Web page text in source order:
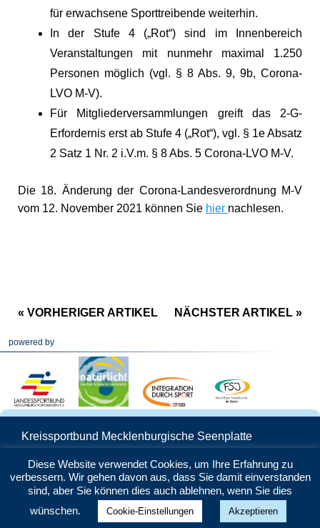
für erwachsene Sporttreibende weiterhin.
In der Stufe 4 („Rot“) sind im Innenbereich
Veranstaltungen mit nunmehr maximal 1.250
Personen möglich (vgl. § 8 Abs. 9, 9b, Corona-
LVO M-V).
Für Mitgliederversammlungen greift das 2-G-
Erfordernis erst ab Stufe 4 („Rot“), vgl. § 1e Absatz
2 Satz 1 Nr. 2 i.V.m. § 8 Abs. 5 Corona-LVO M-V.
Die 18. Änderung der Corona-Landesverordnung M-V
vom 12. November 2021 können Sie hier nachlesen.
NÄCHSTER ARTIKEL »
« VORHERIGER ARTIKEL
powered by
Kreissportbund Mecklenburgische Seenplatte
Telefon: 0395 5706160 | Mail:info@ksb-
seenplatte.de
Datenschutz
Impressum
Diese Website verwendet Cookies, um Ihre Erfahrung zu
verbessern. Wir gehen davon aus, dass Sie damit einverstanden
sind, aber Sie können dies auch ablehnen, wenn Sie dies
wünschen.
Cookie-Einstellungen Akzeptieren